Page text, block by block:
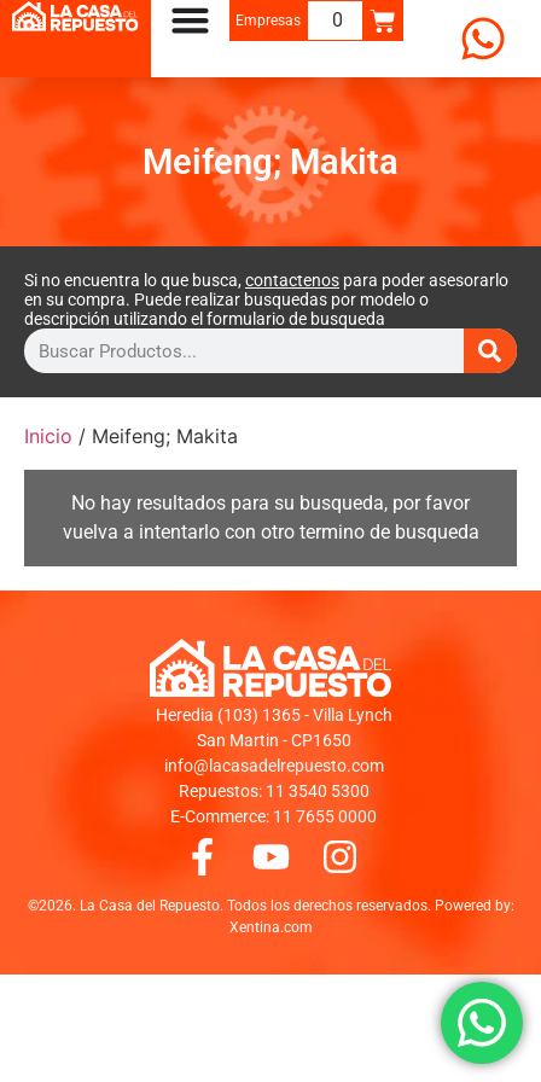
Empresas 0
Meifeng; Makita
Si no encuentra lo que busca, contactenos para poder asesorarlo
en su compra. Puede realizar busquedas por modelo o
descripción utilizando el formulario de busqueda
Inicio / Meifeng; Makita
No hay resultados para su busqueda, por favor
vuelva a intentarlo con otro termino de busqueda
Heredia (103) 1365 - Villa Lynch
San Martin - CP1650
info@lacasadelrepuesto.com
Repuestos: 11 3540 5300
E-Commerce: 11 7655 0000
©2026. La Casa del Repuesto. Todos los derechos reservados. Powered by:
Xentina.com